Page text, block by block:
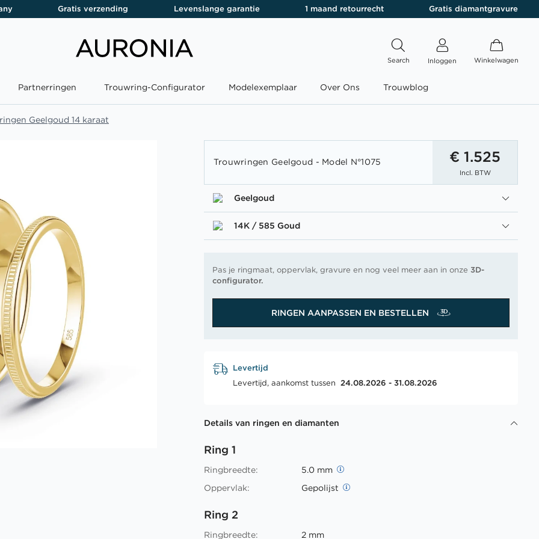
Gratis verzending Levenslange garantie 1 maand retourrecht Gratis diamantgravure
Search Inloggen Winkelwagen
Partnerringen Trouwring-Configurator Modelexemplaar Over Ons Trouwblog
Geelgoud 14 karaat
Trouwringen Geelgoud - Model N°1075 € 1.525
Incl. BTW
Geelgoud
14K / 585 Goud
Pas je ringmaat, oppervlak, gravure en nog veel meer aan in onze3D-
configurator.
RINGEN AANPASSEN EN BESTELLEN
Levertijd
Levertijd, aankomst tussen 24.08.2026 - 31.08.2026
Details van ringen en diamanten
Ring 1
Ringbreedte:
5.0 mm
Oppervlak:
Gepolijst
Ring 2
Ringbreedte:
2 mm